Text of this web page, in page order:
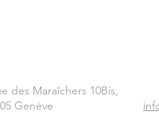
des Maraîchers 10Bis,
Genève